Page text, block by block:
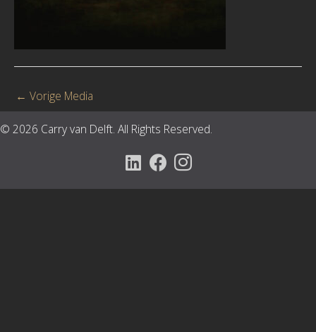
← Vorige Media
© 2026 Carry van Delft. All Rights Reserved.